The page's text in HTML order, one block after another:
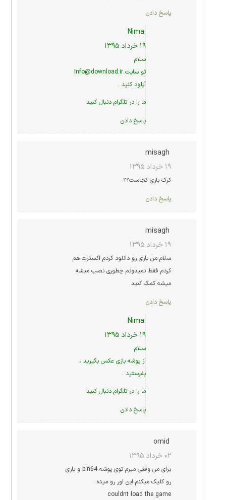
پاسخ دادن
Nima
۱۹ خرداد ۱۳۹۵
سلام
تو سایت Info@download.ir
آپلود کنید .
ما را درتلگرام دنبال کنید
پاسخ دادن
misagh
۱۹ خرداد ۱۳۹۵
کرک بازی کجاست؟؟
پاسخ دادن
misagh
۱۹ خرداد ۱۳۹۵
سلام من بازی رو دانلود کردم اکسترت هم
کردم فقط نمیدونم چطوری نصب میشه
میشه کمک کنید
پاسخ دادن
Nima
۱۹ خرداد ۱۳۹۵
سلام
از پوشه بازی عکس بگیرید ،
بفرستید .
ما را درتلگرام دنبال کنید
پاسخ دادن
omid
۰۲ خرداد ۱۳۹۵
برای من وقتی میرم توی پوشه bin64 و بازی
رو کلیک میکنم این اور رو میده:
couldnt load the game